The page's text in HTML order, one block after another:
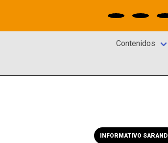
Contenidos
INFORMATIVO SARANDÍ